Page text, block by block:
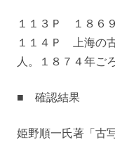
１１３Ｐ １８６
１１４Ｐ 上海の
人。１８７４年ご
■ 確認結果
姫野順一氏著「古